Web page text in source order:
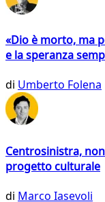
«Dio è morto, ma
e la speranza
di Umberto Folena
Centrosinistra,
progetto culturale
di Marco Iasevoli